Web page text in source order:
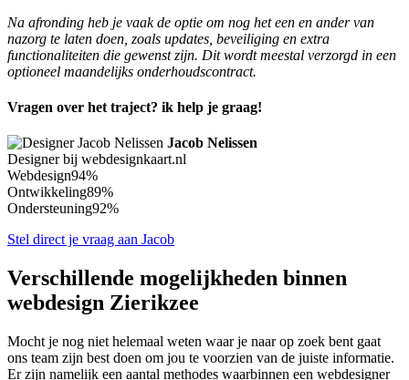
Na afronding heb je vaak de optie om nog het een en ander van
nazorg te laten doen, zoals updates, beveiliging en extra
functionaliteiten die gewenst zijn. Dit wordt meestal verzorgd in een
optioneel maandelijks onderhoudscontract.
Vragen over het traject? ik help je graag!
Jacob Nelissen
Designer bij webdesignkaart.nl
Webdesign94%
Ontwikkeling89%
Ondersteuning92%
Stel direct je vraag aan Jacob
Verschillende mogelijkheden binnen
webdesign Zierikzee
Mocht je nog niet helemaal weten waar je naar op zoek bent gaat
ons team zijn best doen om jou te voorzien van de juiste informatie.
Er zijn namelijk een aantal methodes waarbinnen een webdesigner